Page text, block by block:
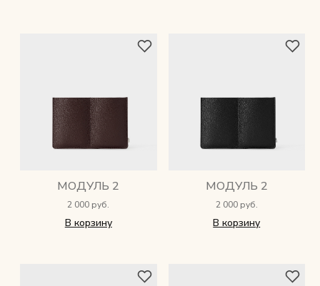
МОДУЛЬ 2
2 000 руб.
В корзину
МОДУЛЬ 2
2 000 руб.
В корзину